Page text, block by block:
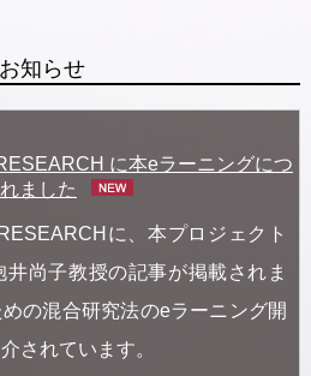
お知らせ
に本eラーニングにつ
ました
に、本プロジェクト
尚子教授の記事が掲載されま
の混合研究法のeラーニング開
されています。